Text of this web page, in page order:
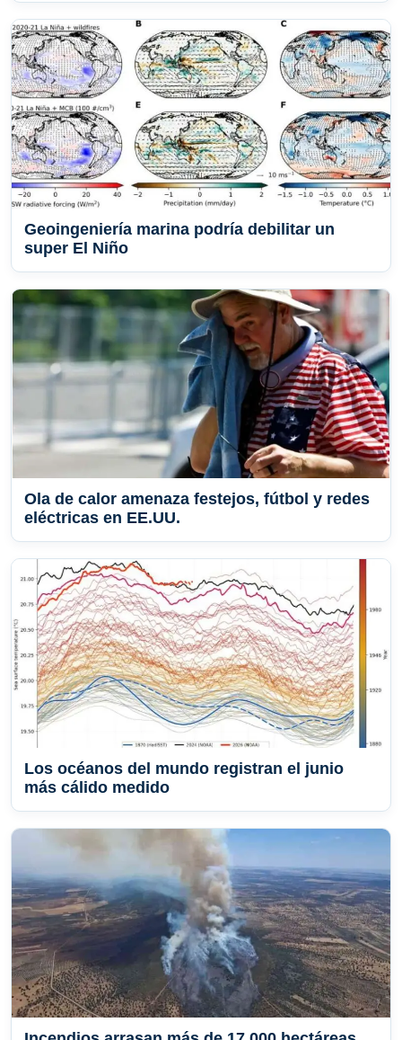
Geoingeniería marina podría debilitar un
super El Niño
Ola de calor amenaza festejos, fútbol y redes
eléctricas en EE.UU.
Los océanos del mundo registran el junio
más cálido medido